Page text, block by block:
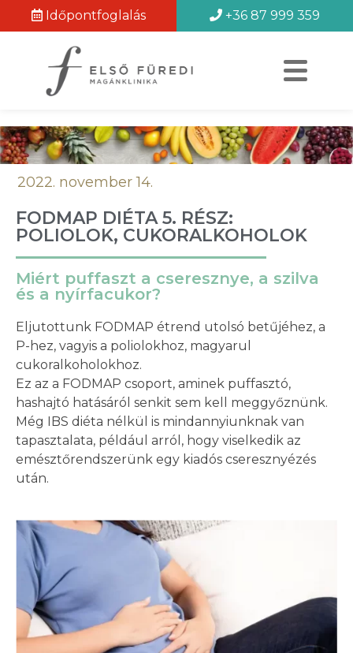
Időpontfoglalás +36 87 999 359
2022. november 14.
FODMAP DIÉTA 5. RÉSZ:
POLIOLOK, CUKORALKOHOLOK
Miért puffaszt a cseresznye, a szilva
és a nyírfacukor?
Eljutottunk FODMAP étrend utolsó betűjéhez, a
P-hez, vagyis a poliolokhoz, magyarul
cukoralkoholokhoz.
Ez az a FODMAP csoport, aminek puffasztó,
hashajtó hatásáról senkit sem kell meggyőznünk.
Még IBS diéta nélkül is mindannyiunknak van
tapasztalata, például arról, hogy viselkedik az
emésztőrendszerünk egy kiadós cseresznyézés
után.